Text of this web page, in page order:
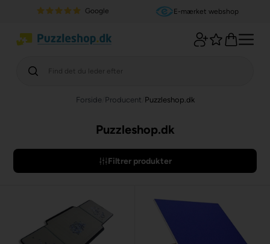
Google E-mærket webshop
Forside Producent Puzzleshop.dk
Puzzleshop.dk
Filtrer produkter